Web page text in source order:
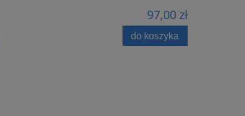
97,00 zł
do koszyka